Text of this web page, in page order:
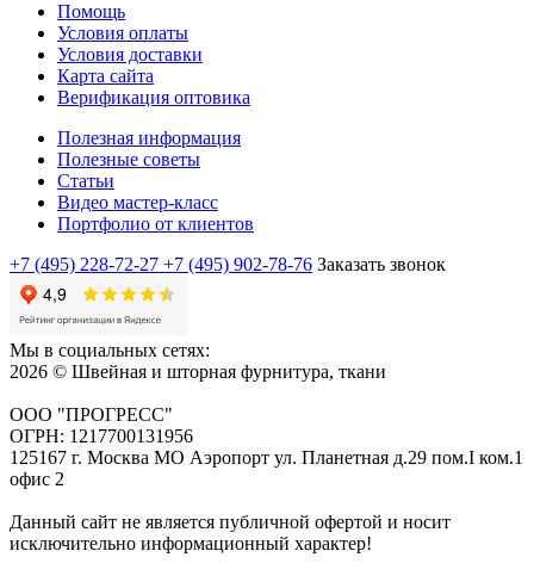
Помощь
Условия оплаты
Условия доставки
Карта сайта
Верификация оптовика
Полезная информация
Полезные советы
Статьи
Видео мастер-класс
Портфолио от клиентов
+7 (495) 228-72-27 +7 (495) 902-78-76 Заказать звонок
Мы в социальных сетях:
2026 © Швейная и шторная фурнитура, ткани
ООО "ПРОГРЕСС"
ОГРН: 1217700131956
125167 г. Москва МО Аэропорт ул. Планетная д.29 пом.I ком.1
офис 2
Данный сайт не является публичной офертой и носит
исключительно информационный характер!